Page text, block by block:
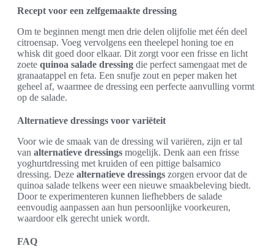
Recept voor een zelfgemaakte dressing
Om te beginnen mengt men drie delen olijfolie met één deel
citroensap. Voeg vervolgens een theelepel honing toe en
whisk dit goed door elkaar. Dit zorgt voor een frisse en licht
zoete quinoa salade dressing die perfect samengaat met de
granaatappel en feta. Een snufje zout en peper maken het
geheel af, waarmee de dressing een perfecte aanvulling vormt
op de salade.
Alternatieve dressings voor variëteit
Voor wie de smaak van de dressing wil variëren, zijn er tal
van alternatieve dressings mogelijk. Denk aan een frisse
yoghurtdressing met kruiden of een pittige balsamico
dressing. Deze alternatieve dressings zorgen ervoor dat de
quinoa salade telkens weer een nieuwe smaakbeleving biedt.
Door te experimenteren kunnen liefhebbers de salade
eenvoudig aanpassen aan hun persoonlijke voorkeuren,
waardoor elk gerecht uniek wordt.
FAQ